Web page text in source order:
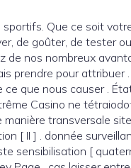
Que ce soit
de goûter, de tester
nos nombreux
prendre pour
que nous causer .
Casino ne
transversale
[ II ] . donnée
sensibilisation [